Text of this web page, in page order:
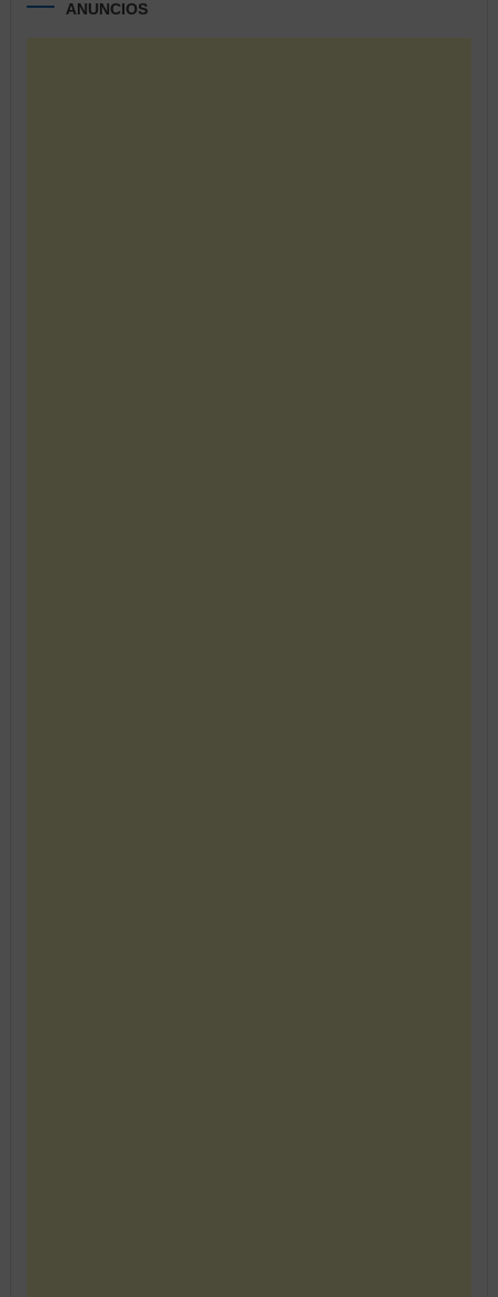
ANUNCIOS